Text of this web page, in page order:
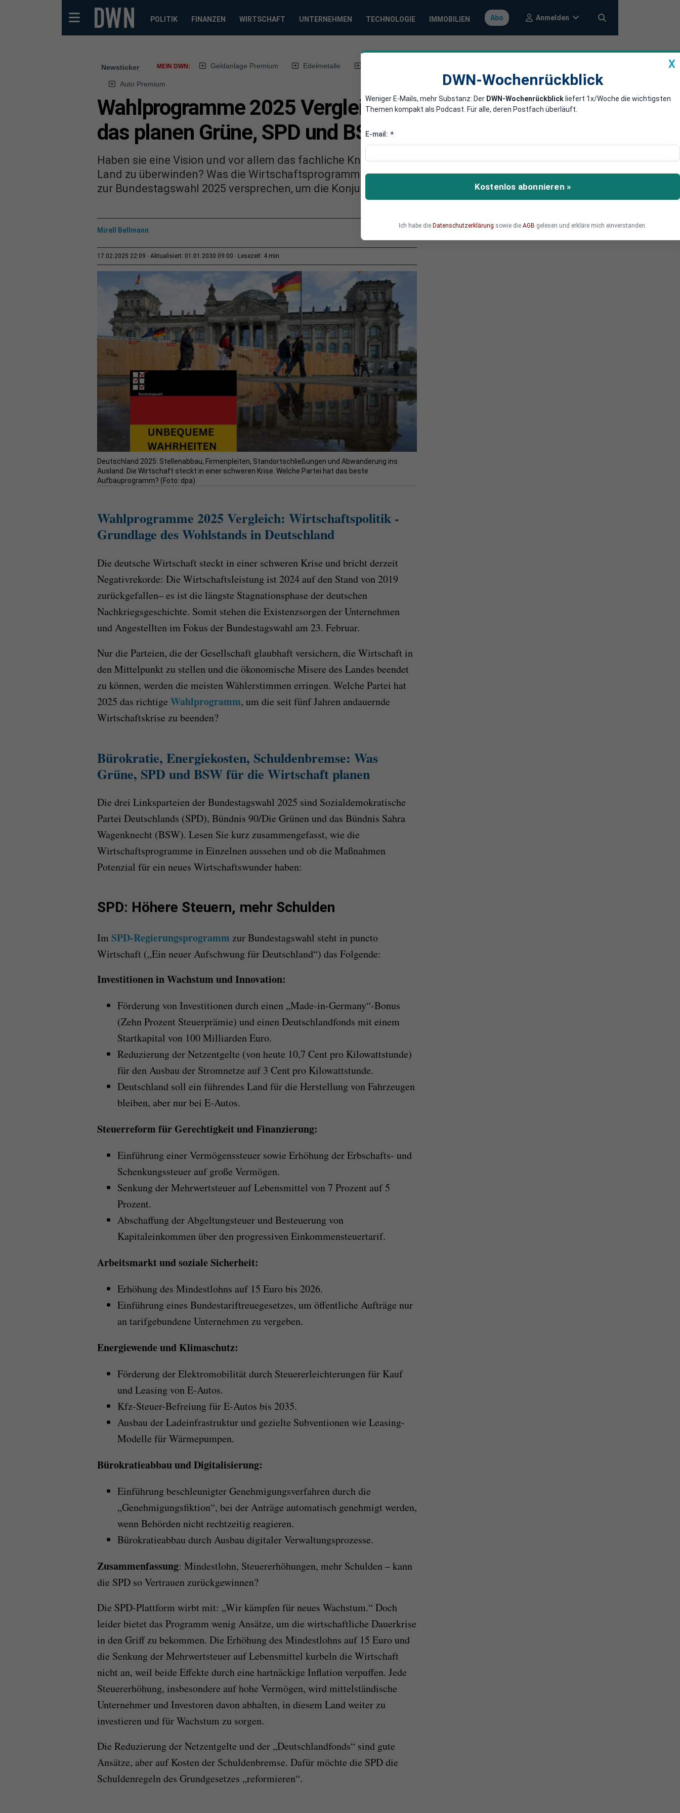
POLITIK FINANZEN WIRTSCHAFT UNTERNEHMEN TECHNOLOGIE IMMOBILIEN Abo Anmelden
Newsticker MEIN DWN: Geldanlage Premium Edelmetalle
Auto Premium
Wahlprogramme 2025 Vergleich: Wirtschaftspolitik -
das planen Grüne, SPD und BSW
Haben sie eine Vision und vor allem das fachliche Knowhow, die wirtschaftliche Dauerkrise im
Land zu überwinden? Was die Wirtschaftsprogramme der linken Parteien Grüne, SPD und BSW
zur Bundestagswahl 2025 versprechen, um die Konjunktur wieder anzukurbeln.
Mirell Bellmann
17.02.2025 22:09 Aktualisiert: 01.01.2030 09:00 Lesezeit: 4 min
Deutschland 2025: Stellenabbau, Firmenpleiten, Standortschließungen und Abwanderung ins
Ausland. Die Wirtschaft steckt in einer schweren Krise. Welche Partei hat das beste
Aufbauprogramm? (Foto: dpa)
Wahlprogramme 2025 Vergleich: Wirtschaftspolitik -
Grundlage des Wohlstands in Deutschland
Die deutsche Wirtschaft steckt in einer schweren Krise und bricht derzeit
Negativrekorde: Die Wirtschaftsleistung ist 2024 auf den Stand von 2019
zurückgefallen– es ist die längste Stagnationsphase der deutschen
Nachkriegsgeschichte. Somit stehen die Existenzsorgen der Unternehmen
und Angestellten im Fokus der Bundestagswahl am 23. Februar.
Nur die Parteien, die der Gesellschaft glaubhaft versichern, die Wirtschaft in
den Mittelpunkt zu stellen und die ökonomische Misere des Landes beendet
zu können, werden die meisten Wählerstimmen erringen. Welche Partei hat
2025 das richtige Wahlprogramm, um die seit fünf Jahren andauernde
Wirtschaftskrise zu beenden?
Bürokratie, Energiekosten, Schuldenbremse: Was
Grüne, SPD und BSW für die Wirtschaft planen
Die drei Linksparteien der Bundestagswahl 2025 sind Sozialdemokratische
Partei Deutschlands (SPD), Bündnis 90/Die Grünen und das Bündnis Sahra
Wagenknecht (BSW). Lesen Sie kurz zusammengefasst, wie die
Wirtschaftsprogramme in Einzelnen aussehen und ob die Maßnahmen
Potenzial für ein neues Wirtschaftswunder haben:
SPD: Höhere Steuern, mehr Schulden
Im SPD-Regierungsprogramm zur Bundestagswahl steht in puncto
Wirtschaft („Ein neuer Aufschwung für Deutschland“) das Folgende:
Investitionen in Wachstum und Innovation:
Förderung von Investitionen durch einen „Made-in-Germany“-Bonus
(Zehn Prozent Steuerprämie) und einen Deutschlandfonds mit einem
Startkapital von 100 Milliarden Euro.
Reduzierung der Netzentgelte (von heute 10,7 Cent pro Kilowattstunde)
für den Ausbau der Stromnetze auf 3 Cent pro Kilowattstunde.
Deutschland soll ein führendes Land für die Herstellung von Fahrzeugen
bleiben, aber nur bei E-Autos.
Steuerreform für Gerechtigkeit und Finanzierung:
Einführung einer Vermögenssteuer sowie Erhöhung der Erbschafts- und
Schenkungssteuer auf große Vermögen.
Senkung der Mehrwertsteuer auf Lebensmittel von 7 Prozent auf 5
Prozent.
Abschaffung der Abgeltungsteuer und Besteuerung von
Kapitaleinkommen über den progressiven Einkommensteuertarif.
Arbeitsmarkt und soziale Sicherheit:
Erhöhung des Mindestlohns auf 15 Euro bis 2026.
Einführung eines Bundestariftreuegesetzes, um öffentliche Aufträge nur
an tarifgebundene Unternehmen zu vergeben.
Energiewende und Klimaschutz:
Förderung der Elektromobilität durch Steuererleichterungen für Kauf
und Leasing von E-Autos.
Kfz-Steuer-Befreiung für E-Autos bis 2035.
Ausbau der Ladeinfrastruktur und gezielte Subventionen wie Leasing-
Modelle für Wärmepumpen.
Bürokratieabbau und Digitalisierung:
Einführung beschleunigter Genehmigungsverfahren durch die
„Genehmigungsfiktion“, bei der Anträge automatisch genehmigt werden,
wenn Behörden nicht rechtzeitig reagieren.
Bürokratieabbau durch Ausbau digitaler Verwaltungsprozesse.
Zusammenfassung: Mindestlohn, Steuererhöhungen, mehr Schulden – kann
die SPD so Vertrauen zurückgewinnen?
Die SPD-Plattform wirbt mit: „Wir kämpfen für neues Wachstum.“ Doch
leider bietet das Programm wenig Ansätze, um die wirtschaftliche Dauerkrise
in den Griff zu bekommen. Die Erhöhung des Mindestlohns auf 15 Euro und
die Senkung der Mehrwertsteuer auf Lebensmittel kurbeln die Wirtschaft
nicht an, weil beide Effekte durch eine hartnäckige Inflation verpuffen. Jede
Steuererhöhung, insbesondere auf hohe Vermögen, wird mittelständische
Unternehmer und Investoren davon abhalten, in diesem Land weiter zu
investieren und für Wachstum zu sorgen.
Die Reduzierung der Netzentgelte und der „Deutschlandfonds“ sind gute
Ansätze, aber auf Kosten der Schuldenbremse. Dafür möchte die SPD die
Schuldenregeln des Grundgesetzes „reformieren“.
X
DWN-Wochenrückblick
Weniger E-Mails, mehr Substanz: Der DWN-Wochenrückblick liefert 1x/Woche die wichtigsten
Themen kompakt als Podcast. Für alle, deren Postfach überläuft.
E-mail: *
Kostenlos abonnieren »
Ich habe die Datenschutzerklärung sowie die AGB gelesen und erkläre mich einverstanden.